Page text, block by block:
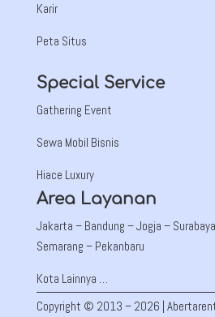
Karir
Peta Situs
Special Service
Gathering Event
Sewa Mobil Bisnis
Hiace Luxury
Area Layanan
Jakarta – Bandung – Jogja –
Semarang – Pekanbaru
Kota Lainnya …
Copyright © 2013 – 2026 |